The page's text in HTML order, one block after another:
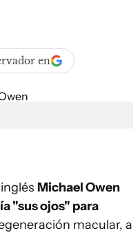
en
Michael Owen
"sus ojos" para
macular, a